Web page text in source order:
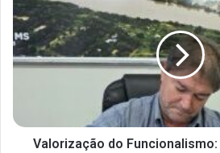
Valorização do